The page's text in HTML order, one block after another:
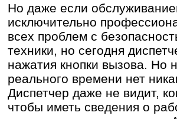
Но даже если
исключительно
всех проблем с
техники, но сегодня
нажатия кнопки вызова. Но
реального времени нет
Диспетчер даже не видит,
чтобы иметь сведения о